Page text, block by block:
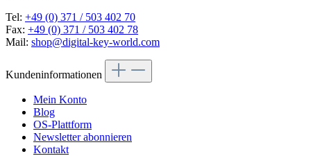
Tel: +49 (0) 371 / 503 402 70
Fax: +49 (0) 371 / 503 402 78
Mail: shop@digital-key-world.com
Kundeninformationen
Mein Konto
Blog
OS-Plattform
Newsletter abonnieren
Kontakt